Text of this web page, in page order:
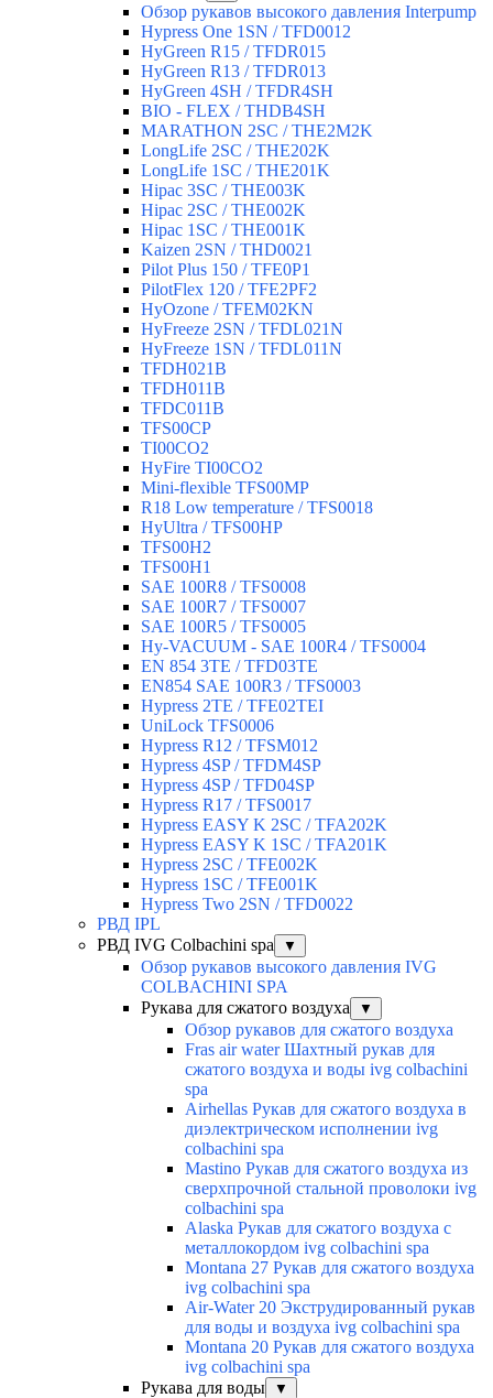
Обзор рукавов высокого давления Interpump
Hypress One 1SN / TFD0012
HyGreen R15 / TFDR015
HyGreen R13 / TFDR013
HyGreen 4SH / TFDR4SH
BIO - FLEX / THDB4SH
MARATHON 2SC / THE2M2K
LongLife 2SC / THE202K
LongLife 1SC / THE201K
Hipac 3SC / THE003K
Hipac 2SC / THE002K
Hipac 1SC / THE001K
Kaizen 2SN / THD0021
Pilot Plus 150 / TFE0P1
PilotFlex 120 / TFE2PF2
HyOzone / TFEM02KN
HyFreeze 2SN / TFDL021N
HyFreeze 1SN / TFDL011N
TFDH021B
TFDH011B
TFDC011B
TFS00CP
TI00CO2
HyFire TI00CO2
Mini-flexible TFS00MP
R18 Low temperature / TFS0018
HyUltra / TFS00HP
TFS00H2
TFS00H1
SAE 100R8 / TFS0008
SAE 100R7 / TFS0007
SAE 100R5 / TFS0005
Hy-VACUUM - SAE 100R4 / TFS0004
EN 854 3TE / TFD03TE
EN854 SAE 100R3 / TFS0003
Hypress 2TE / TFE02TEI
UniLock TFS0006
Hypress R12 / TFSM012
Hypress 4SP / TFDM4SP
Hypress 4SP / TFD04SP
Hypress R17 / TFS0017
Hypress EASY K 2SC / TFA202K
Hypress EASY K 1SC / TFA201K
Hypress 2SC / TFE002K
Hypress 1SC / TFE001K
Hypress Two 2SN / TFD0022
РВД IPL
РВД IVG Colbachini spa
▼
Обзор рукавов высокого давления IVG
COLBACHINI SPA
Рукава для сжатого воздуха
▼
Обзор рукавов для сжатого воздуха
Fras air water Шахтный рукав для
сжатого воздуха и воды ivg colbachini
spa
Airhellas Рукав для сжатого воздуха в
диэлектрическом исполнении ivg
colbachini spa
Mastino Рукав для сжатого воздуха из
сверхпрочной стальной проволоки ivg
colbachini spa
Alaska Рукав для сжатого воздуха с
металлокордом ivg colbachini spa
Montana 27 Рукав для сжатого воздуха
ivg colbachini spa
Air-Water 20 Экструдированный рукав
для воды и воздуха ivg colbachini spa
Montana 20 Рукав для сжатого воздуха
ivg colbachini spa
Рукава для воды
▼